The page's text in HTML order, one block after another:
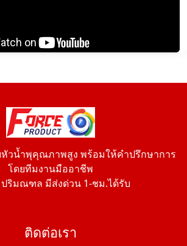
วน้ำพุคุณภาพสูง พร้อมให้คำปรึกษาการ
โดยทีมงานมืออาชีพ
ริมณฑล มีส่งด่วน 1-ชม.ได้รับ
ติดต่อเรา